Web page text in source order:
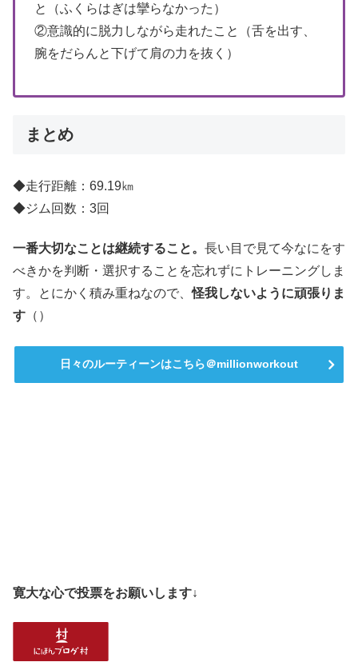
と（ふくらはぎは攣らなかった）
②意識的に脱力しながら走れたこと（舌を出す、
腕をだらんと下げて肩の力を抜く）
まとめ
◆走行距離：69.19㎞
◆ジム回数：3回
一番大切なことは継続すること。 長い目で見て今なにをす
べきかを判断・選択することを忘れずにトレーニングしま
す。とにかく積み重ねなので、怪我しないように頑張りま
す （）
日々のルーティーンはこちら＠millionworkout
寛大な心で投票をお願いします↓